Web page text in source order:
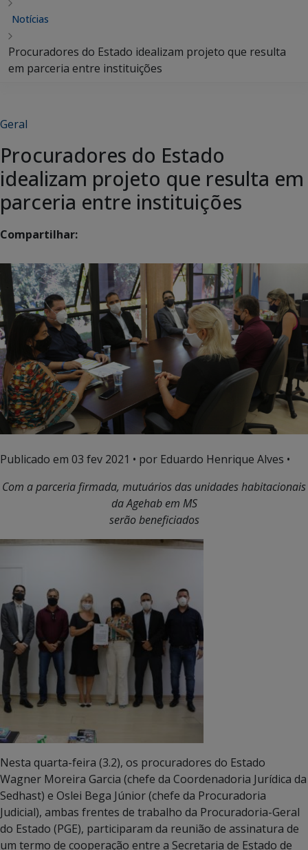
Notícias
Procuradores do Estado idealizam projeto que resulta
em parceria entre instituições
Geral
Procuradores do Estado
idealizam projeto que resulta em
parceria entre instituições
Compartilhar:
Publicado em 03 fev 2021 • por Eduardo Henrique Alves •
Com a parceria firmada, mutuários das unidades habitacionais
da Agehab em MS
serão beneficiados
Nesta quarta-feira (3.2), os procuradores do Estado
Wagner Moreira Garcia (chefe da Coordenadoria Jurídica da
Sedhast) e Oslei Bega Júnior (chefe da Procuradoria
Judicial), ambas frentes de trabalho da Procuradoria-Geral
do Estado (PGE), participaram da reunião de assinatura de
um termo de cooperação entre a Secretaria de Estado de